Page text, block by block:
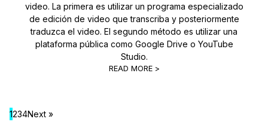
video. La primera es utilizar un programa especializado
de edición de video que transcriba y posteriormente
traduzca el video. El segundo método es utilizar una
plataforma pública como Google Drive o YouTube
Studio.
READ MORE >
1234Next »